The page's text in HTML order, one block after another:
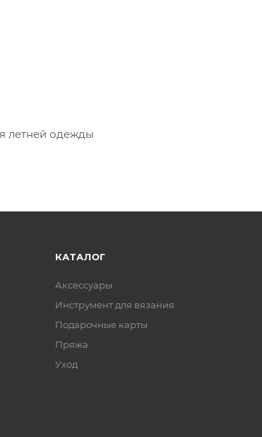
летней одежды
КАТАЛОГ
Аксессуары
Инструмент для вязания
Подарочные карты
Пряжа
Уход